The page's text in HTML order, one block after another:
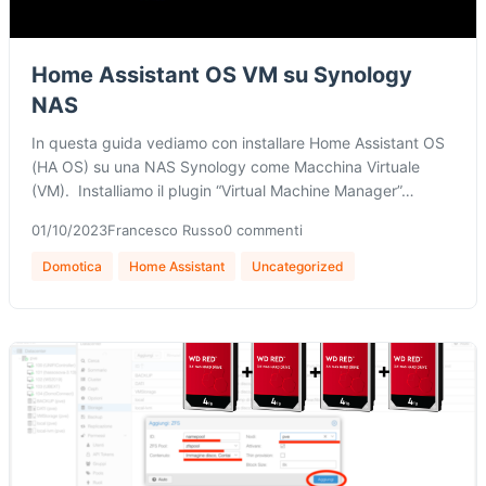
Home Assistant OS VM su Synology
NAS
In questa guida vediamo con installare Home Assistant OS
(HA OS) su una NAS Synology come Macchina Virtuale
(VM). Installiamo il plugin “Virtual Machine Manager”…
01/10/2023Francesco Russo0 commenti
Domotica Home Assistant Uncategorized